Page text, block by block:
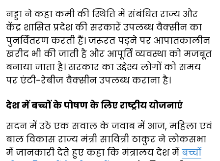
नड्डा ने कहा कमी की स्थिति में संबंधित राज्य और
केंद्र शासित प्रदेश की सरकारें उपलब्ध वैक्सीन का
पुनर्वितरण करती हैं। जरूरत पड़ने पर आपातकालीन
खरीद भी की जाती है और आपूर्ति व्यवस्था को मजबूत
बनाया जाता है। सरकार का उद्देश्य लोगों को समय
पर एंटी-रेबीज वैक्सीन उपलब्ध कराना है।
देश में बच्चों के पोषण के लिए राष्ट्रीय योजनाएं
सदन में उठे एक सवाल के जवाब में आज, महिला एवं
बाल विकास राज्य मंत्री सावित्री ठाकुर ने लोकसभा
में जानकारी देते हुए कहा कि मंत्रालय देश में बच्चों